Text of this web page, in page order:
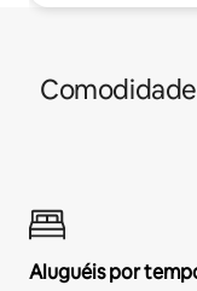
Aluguéis por